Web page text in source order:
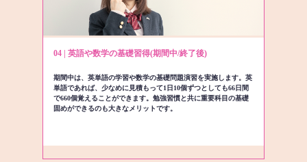
04 | 英語や数学の基礎習得(期間中/終了後)
期間中は、英単語の学習や数学の基礎問題演習を実施します。英
単語であれば、少なめに見積もって1日10個ずつとしても66日間
で660個覚えることができます。勉強習慣と共に重要科目の基礎
固めができるのも大きなメリットです。